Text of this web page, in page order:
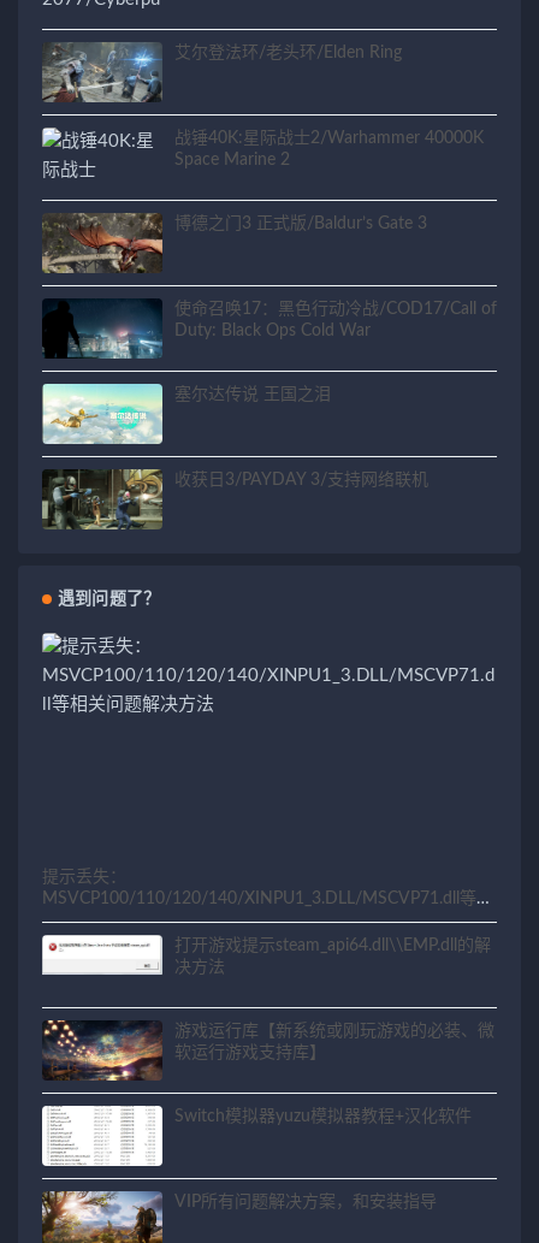
艾尔登法环/老头环/Elden Ring
战锤40K:星际战士2/Warhammer 40000K
Space Marine 2
博德之门3 正式版/Baldur’s Gate 3
使命召唤17：黑色行动冷战/COD17/Call of
Duty: Black Ops Cold War
塞尔达传说 王国之泪
收获日3/PAYDAY 3/支持网络联机
遇到问题了？
提示丢失：
MSVCP100/110/120/140/XINPU1_3.DLL/MSCVP71.dll等相
关问题解决方法
打开游戏提示steam_api64.dll\\EMP.dll的解
决方法
游戏运行库【新系统或刚玩游戏的必装、微
软运行游戏支持库】
Switch模拟器yuzu模拟器教程+汉化软件
VIP所有问题解决方案，和安装指导